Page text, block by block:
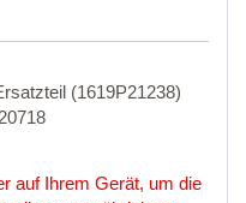
(1619P21238)
auf Ihrem Gerät, um die